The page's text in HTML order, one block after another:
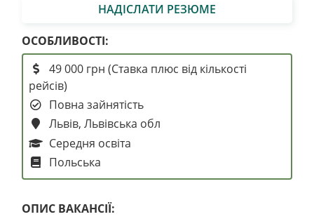
НАДІСЛАТИ РЕЗЮМЕ
ОСОБЛИВОСТІ:
49 000 грн (Ставка плюс від кількості
рейсів)
Повна зайнятість
Львів, Львівська обл
Середня освіта
Польська
ОПИС ВАКАНСІЇ: